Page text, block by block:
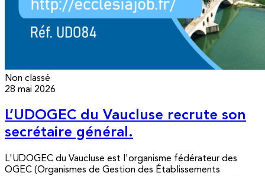
Non classé
28 mai 2026
L’UDOGEC du Vaucluse recrute son
secrétaire général.
L'UDOGEC du Vaucluse est l'organisme fédérateur des
OGEC (Organismes de Gestion des Établissements